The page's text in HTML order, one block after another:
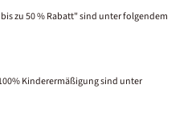
zu 50 % Rabatt" sind unter folgendem
Kinderermäßigung sind unter